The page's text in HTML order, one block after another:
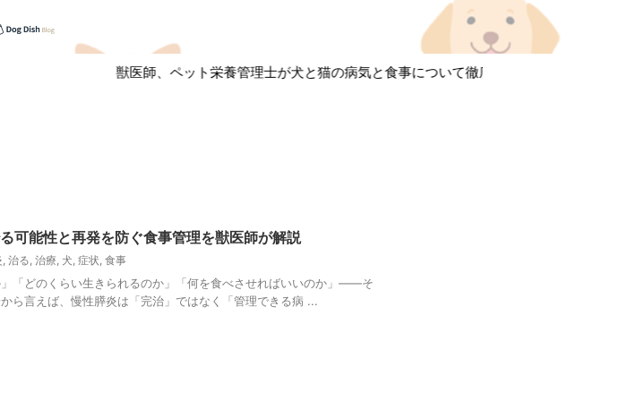
獣医師、ペット栄養管理士が犬と猫の病気と食事について徹底解説しています！
可能性と再発を防ぐ食事管理を獣医師が解説
, 治る, 治療, 犬, 症状, 食事
「どのくらい生きられるのか」「何を食べさせればいいのか」——そ
ら言えば、慢性膵炎は「完治」ではなく「管理できる病 ...